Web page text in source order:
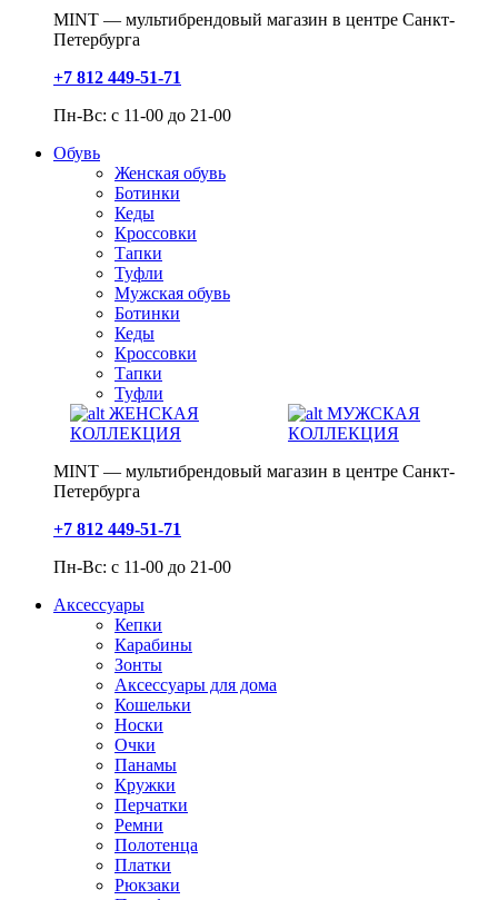
MINT — мультибрендовый магазин в центре Санкт-
Петербурга
+7 812 449-51-71
Пн-Вс: с 11-00 до 21-00
Обувь
Женская обувь
Ботинки
Кеды
Кроссовки
Тапки
Туфли
Мужская обувь
Ботинки
Кеды
Кроссовки
Тапки
Туфли
ЖЕНСКАЯ
КОЛЛЕКЦИЯ
МУЖСКАЯ
КОЛЛЕКЦИЯ
MINT — мультибрендовый магазин в центре Санкт-
Петербурга
+7 812 449-51-71
Пн-Вс: с 11-00 до 21-00
Аксессуары
Кепки
Карабины
Зонты
Аксессуары для дома
Кошельки
Носки
Очки
Панамы
Кружки
Перчатки
Ремни
Полотенца
Платки
Рюкзаки